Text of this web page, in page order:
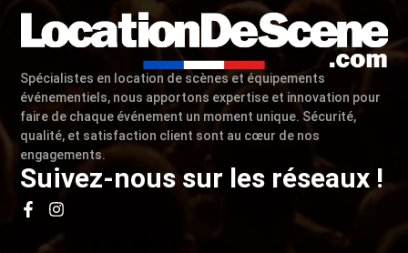
Spécialistes en location de scènes et équipements
événementiels, nous apportons expertise et innovation pour
faire de chaque événement un moment unique. Sécurité,
qualité, et satisfaction client sont au cœur de nos
engagements.
Suivez-nous sur les réseaux !